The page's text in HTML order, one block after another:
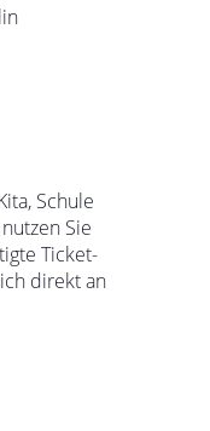
Schule
Sie
Ticket-
direkt an